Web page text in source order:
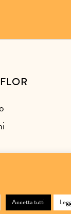
Accetta tutti